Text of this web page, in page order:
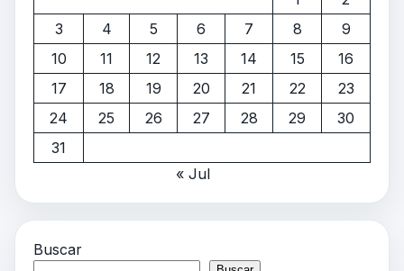
3
4 5 6 7 8
9
10
11 12 13 14 15
16
17
18 19 20 21 22
23
24
25 26 27 28 29
30
31
« Jul
Buscar